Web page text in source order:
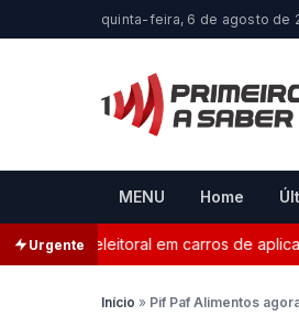
quinta-feira, 6 de agosto de
MENU Home
Urgenteeleitoral em carros de aplicativo
Início » Pif Paf Alimentos